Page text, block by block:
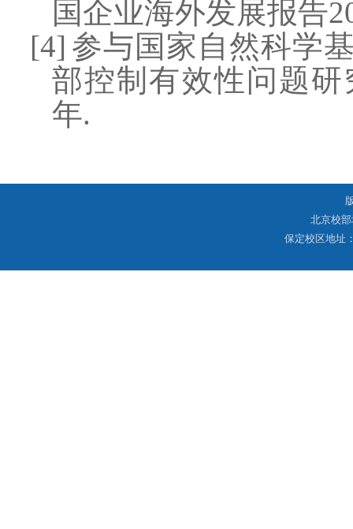
国企业海外发展报告2
[4] 参与国家自然科学
部控制有效性问题
年.
北京校
保定校区地址